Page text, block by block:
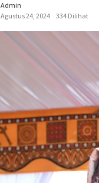
Admin
Agustus 24, 2024
334 Dilihat